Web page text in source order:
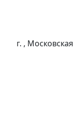
г. , Московская